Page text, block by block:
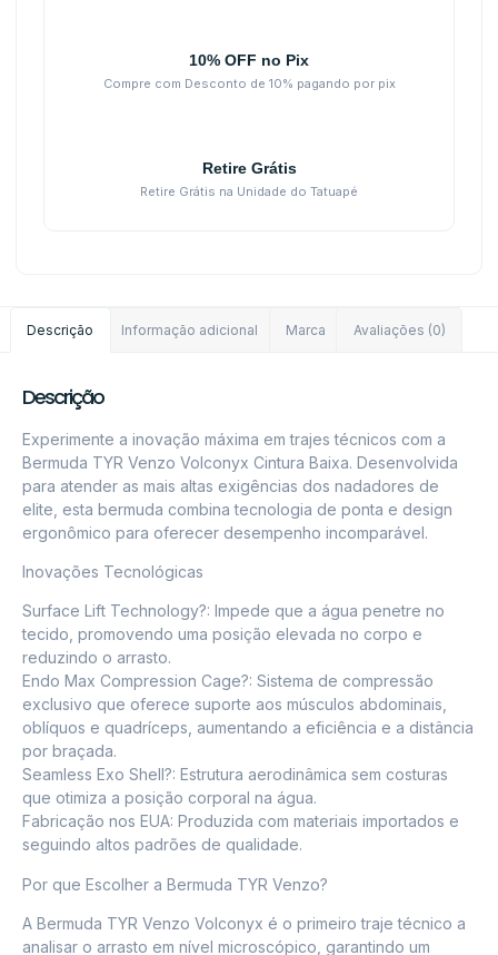
10% OFF no Pix
Compre com Desconto de 10% pagando por pix
Retire Grátis
Retire Grátis na Unidade do Tatuapé
Descrição Informação adicional Marca Avaliações (0)
Descrição
Experimente a inovação máxima em trajes técnicos com a
Bermuda TYR Venzo Volconyx Cintura Baixa. Desenvolvida
para atender as mais altas exigências dos nadadores de
elite, esta bermuda combina tecnologia de ponta e design
ergonômico para oferecer desempenho incomparável.
Inovações Tecnológicas
Surface Lift Technology?: Impede que a água penetre no
tecido, promovendo uma posição elevada no corpo e
reduzindo o arrasto.
Endo Max Compression Cage?: Sistema de compressão
exclusivo que oferece suporte aos músculos abdominais,
oblíquos e quadríceps, aumentando a eficiência e a distância
por braçada.
Seamless Exo Shell?: Estrutura aerodinâmica sem costuras
que otimiza a posição corporal na água.
Fabricação nos EUA: Produzida com materiais importados e
seguindo altos padrões de qualidade.
Por que Escolher a Bermuda TYR Venzo?
A Bermuda TYR Venzo Volconyx é o primeiro traje técnico a
analisar o arrasto em nível microscópico, garantindo um